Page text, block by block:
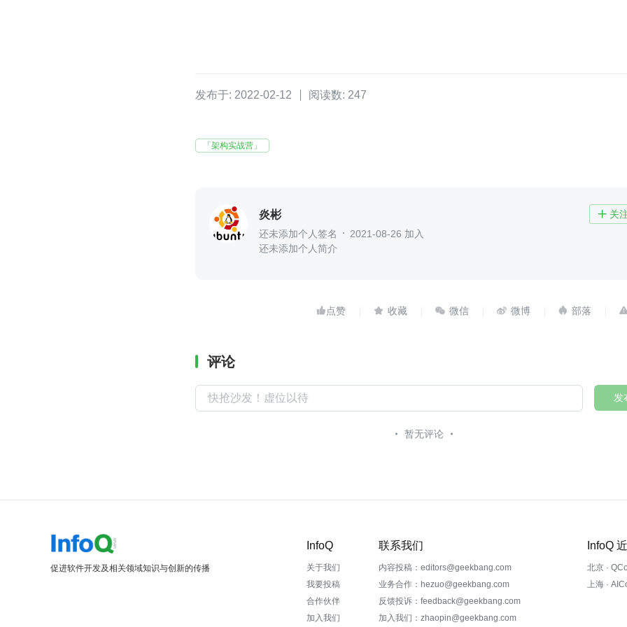
发布于: 2022-02-12 阅读数: 247
「架构实战营」
炎彬  关
还未添加个人签名
2021-08-26 加入
还未添加个人简介
    
评论
发
暂无评论
促进软件开发及相关领域知识与创新的传播
InfoQ
关于我们
我要投稿
合作伙伴
加入我们
联系我们
内容投稿：editors@geekbang.com
业务合作：hezuo@geekbang.com
反馈投诉：feedback@geekbang.com
加入我们：zhaopin@geekbang.com
InfoQ
北京 ·
上海 ·